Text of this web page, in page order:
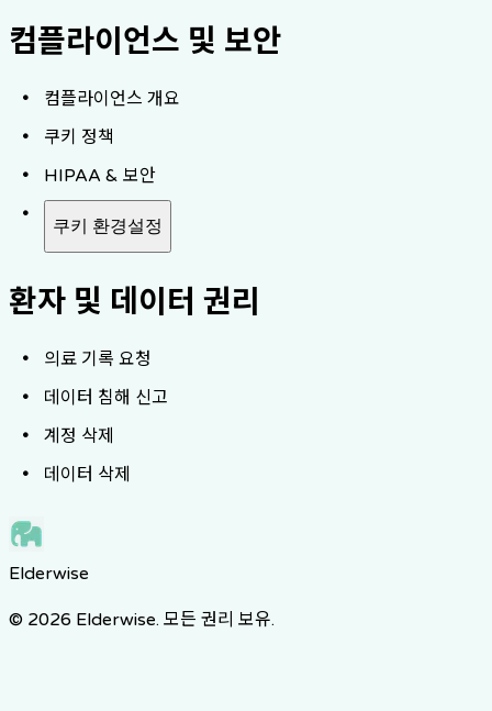
컴플라이언스 및 보안
컴플라이언스 개요
쿠키 정책
HIPAA & 보안
쿠키 환경설정
환자 및 데이터 권리
의료 기록 요청
데이터 침해 신고
계정 삭제
데이터 삭제
Elderwise
© 2026 Elderwise. 모든 권리 보유.